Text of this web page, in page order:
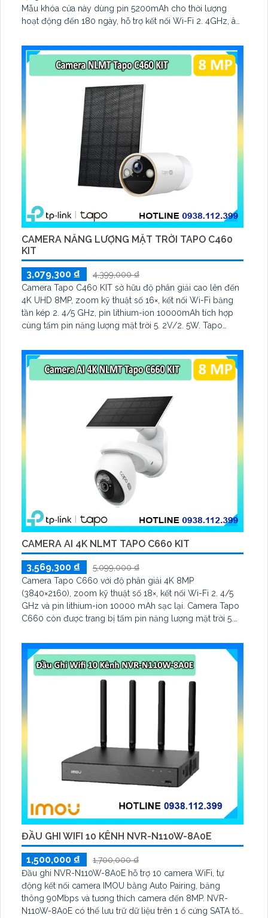
Mẫu khóa cửa này dùng pin 5200mAh cho thời lượng
hoạt động đến 180 ngày, hỗ trợ kết nối Wi-Fi 2. 4GHz, âm
CAMERA NĂNG LƯỢNG MẶT TRỜI TAPO C460
KIT
3,079,300 ₫
4,399,000 ₫
Camera Tapo C460 KIT sở hữu độ phân giải cao lên đến
4K UHD 8MP, zoom kỹ thuật số 16×, kết nối Wi-Fi băng
tần kép 2. 4/5 GHz, pin lithium-ion 10000mAh tích hợp
cùng tấm pin năng lượng mặt trời 5. 2V/2. 5W. Tapo
biến Starlight, tầm nhìn lên đến 15 m
CAMERA AI 4K NLMT TAPO C660 KIT
3,569,300 ₫
5,099,000 ₫
Camera Tapo C660 với độ phân giải 4K 8MP
(3840×2160), zoom kỹ thuật số 18×, kết nối Wi-Fi 2. 4/5
GHz và pin lithium-ion 10000 mAh sạc lại. Camera Tapo
C660 còn được trang bị tấm pin năng lượng mặt trời 5.
tiện, lưu trữ thẻ microSD tối đa 512 GB
ĐẦU GHI WIFI 10 KÊNH NVR-N110W-8A0E
1,500,000 ₫
1,700,000 ₫
Đầu ghi NVR-N110W-8A0E hỗ trợ 10 camera WiFi, tự
động kết nối camera IMOU bằng Auto Pairing, băng
thông 90Mbps và tương thích camera đến 8MP. NVR-
N110W-8A0E có thể lưu trữ dữ liệu trên 1 ổ cứng SATA tối